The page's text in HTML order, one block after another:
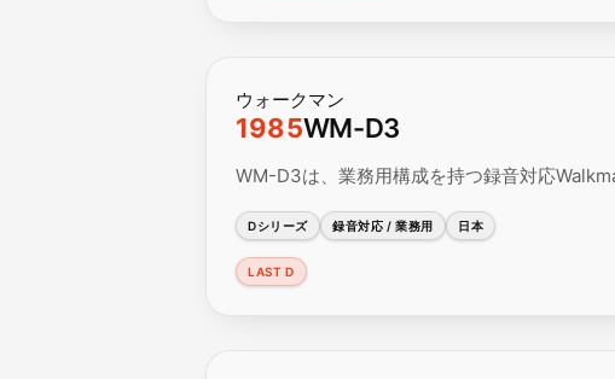
ウォークマン
1985WM-D3
WM-D3は、業務用構成を持つ録音対応
Dシリーズ 録音対応 / 業務用 日本
LAST D